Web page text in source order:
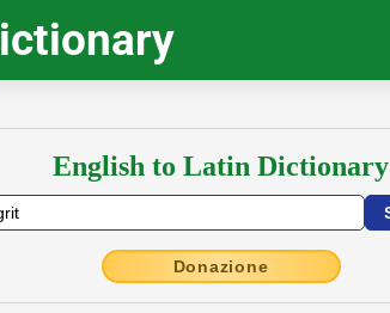
English to Latin Dictionary
Donazione